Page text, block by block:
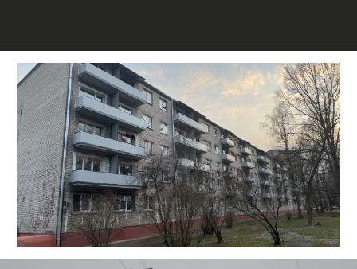
Balvu iela 13, Rīga
Bīstamības novēršana • Remontdarbi